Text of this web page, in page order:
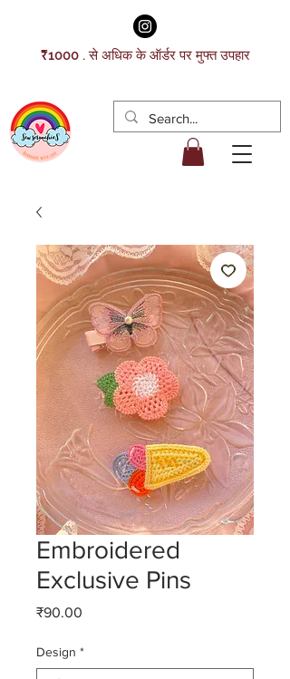
₹1000 . से अधिक के ऑर्डर पर मुफ्त उपहार
Embroidered
Exclusive Pins
₹90.00
Design *